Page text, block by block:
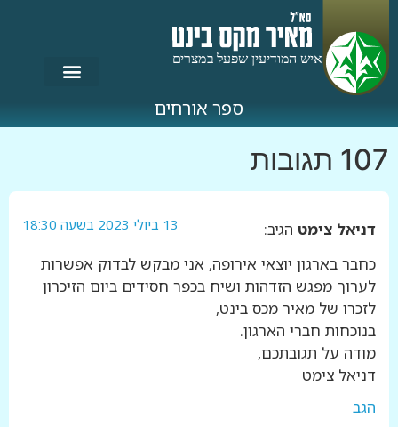
ספר אורחים
107 תגובות
דניאל צימט הגיב: 13 ביולי 2023 בשעה 18:30
כחבר בארגון יוצאי אירופה, אני מבקש לבדוק אפשרות
לערוך מפגש הזדהות ושיח בכפר חסידים ביום הזיכרון
לזכרו של מאיר מכס בינט,
בנוכחות חברי הארגון.
מודה על תגובתכם,
דניאל צימט
הגב